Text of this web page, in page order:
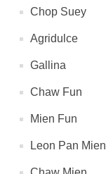
Chop Suey
Agridulce
Gallina
Chaw Fun
Mien Fun
Leon Pan Mien